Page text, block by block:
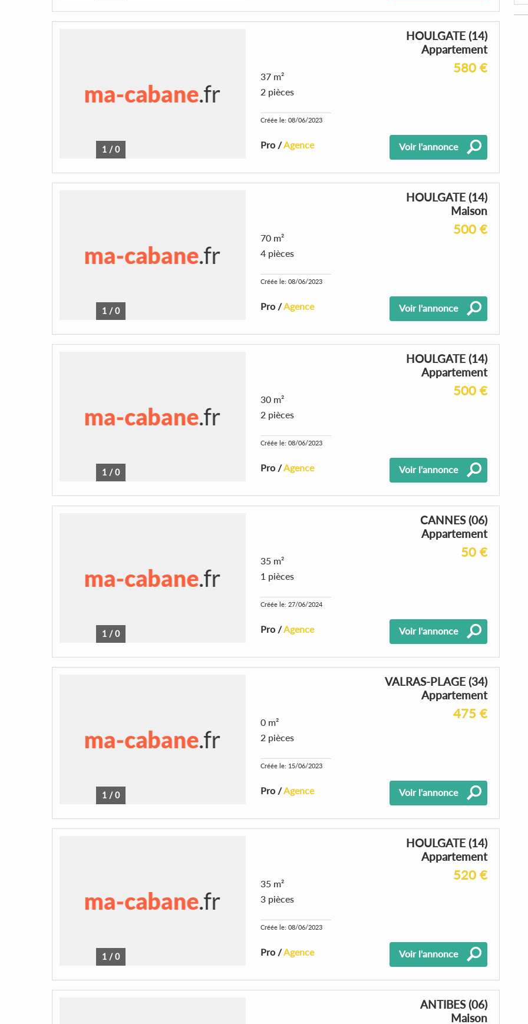
1 /0
HOULGATE (14)
Appartement
580 €
37 m²
2 pièces
Créée le: 08/06/2023
Pro /Agence Voir l'annonce
1 /0
HOULGATE (14)
Maison
500 €
70 m²
4 pièces
Créée le: 08/06/2023
Pro /Agence Voir l'annonce
1 /0
HOULGATE (14)
Appartement
500 €
30 m²
2 pièces
Créée le: 08/06/2023
Pro /Agence Voir l'annonce
1 /0
CANNES (06)
Appartement
50 €
35 m²
1 pièces
Créée le: 27/06/2024
Pro /Agence Voir l'annonce
1 /0
VALRAS-PLAGE (34)
Appartement
475 €
0 m²
2 pièces
Créée le: 15/06/2023
Pro /Agence Voir l'annonce
1 /0
HOULGATE (14)
Appartement
520 €
35 m²
3 pièces
Créée le: 08/06/2023
Pro /Agence Voir l'annonce
ANTIBES (06)
Maison